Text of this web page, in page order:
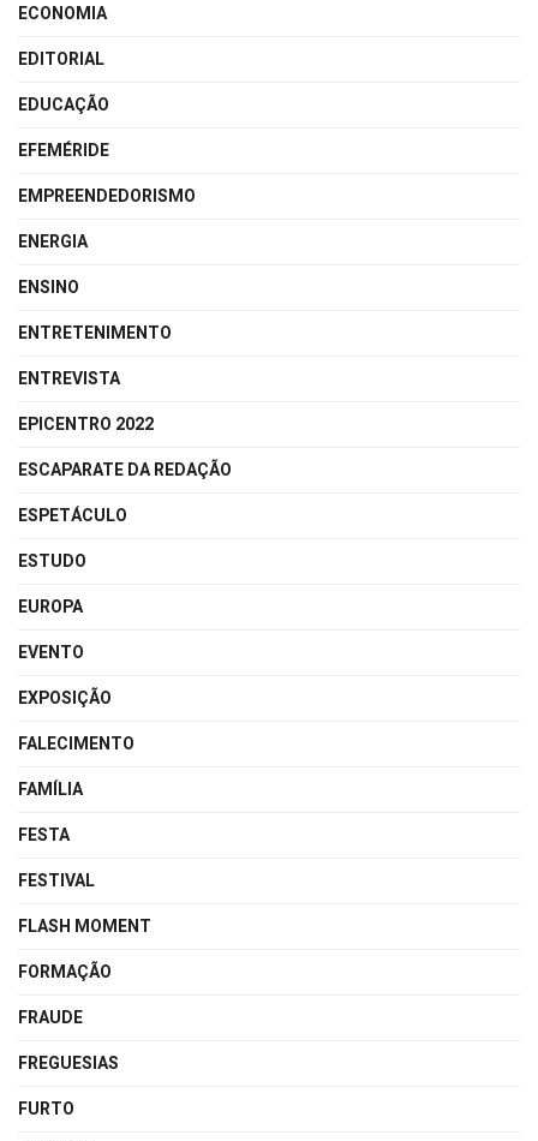
ECONOMIA
EDITORIAL
EDUCAÇÃO
EFEMÉRIDE
EMPREENDEDORISMO
ENERGIA
ENSINO
ENTRETENIMENTO
ENTREVISTA
EPICENTRO 2022
ESCAPARATE DA REDAÇÃO
ESPETÁCULO
ESTUDO
EUROPA
EVENTO
EXPOSIÇÃO
FALECIMENTO
FAMÍLIA
FESTA
FESTIVAL
FLASH MOMENT
FORMAÇÃO
FRAUDE
FREGUESIAS
FURTO